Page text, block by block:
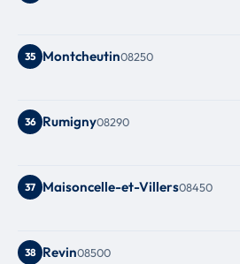
35 Montcheutin08250
36 Rumigny08290
37 Maisoncelle-et-Villers08450
38 Revin08500